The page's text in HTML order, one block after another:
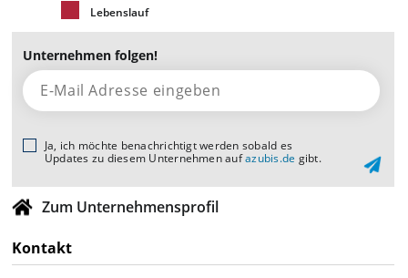
Lebenslauf
Unternehmen folgen!
Ja, ich möchte benachrichtigt werden sobald es
Updates zu diesem Unternehmen aufazubis.de gibt.
Zum Unternehmensprofil
Kontakt